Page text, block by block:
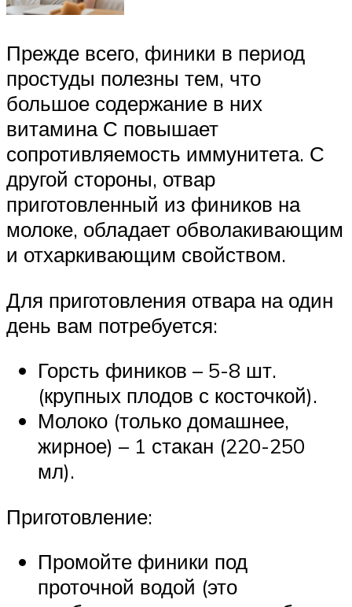
Прежде всего, финики в период
простуды полезны тем, что
большое содержание в них
витамина С повышает
сопротивляемость иммунитета. С
другой стороны, отвар
приготовленный из фиников на
молоке, обладает обволакивающим
и отхаркивающим свойством.
Для приготовления отвара на один
день вам потребуется:
Горсть фиников – 5-8 шт.
(крупных плодов с косточкой).
Молоко (только домашнее,
жирное) – 1 стакан (220-250
мл).
Приготовление:
Промойте финики под
проточной водой (это